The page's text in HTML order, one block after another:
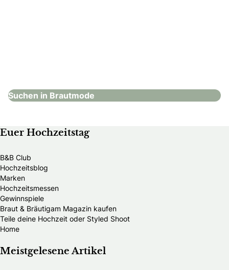
Suchen in Brautmode
Euer Hochzeitstag
B&B Club
Hochzeitsblog
Marken
Hochzeitsmessen
Gewinnspiele
Braut & Bräutigam Magazin kaufen
Teile deine Hochzeit oder Styled Shoot
Home
Meistgelesene Artikel